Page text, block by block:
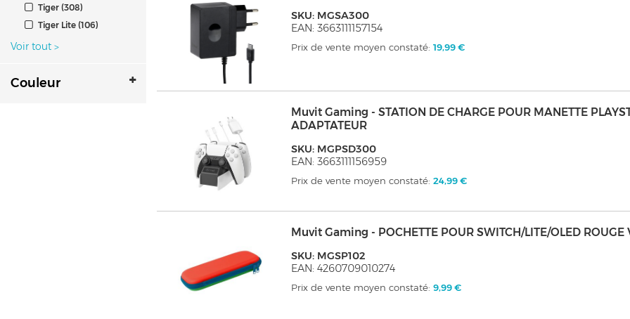
Tiger (308)
Tiger Lite (106)
Voir tout >
Couleur
SKU: MGSA300
EAN: 3663111157154
Prix de vente moyen constaté:19,99 €
Muvit Gaming - STATION DE CHARGE POUR MANETTE
ADAPTATEUR
SKU: MGPSD300
EAN: 3663111156959
Prix de vente moyen constaté:24,99 €
Muvit Gaming - POCHETTE POUR SWITCH/LITE/OLED ROUGE
SKU: MGSP102
EAN: 4260709010274
Prix de vente moyen constaté:9,99 €